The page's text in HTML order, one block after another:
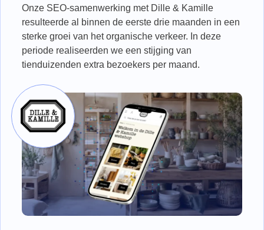
Onze SEO-samenwerking met Dille & Kamille
resulteerde al binnen de eerste drie maanden in een
sterke groei van het organische verkeer. In deze
periode realiseerden we een stijging van
tienduizenden extra bezoekers per maand.